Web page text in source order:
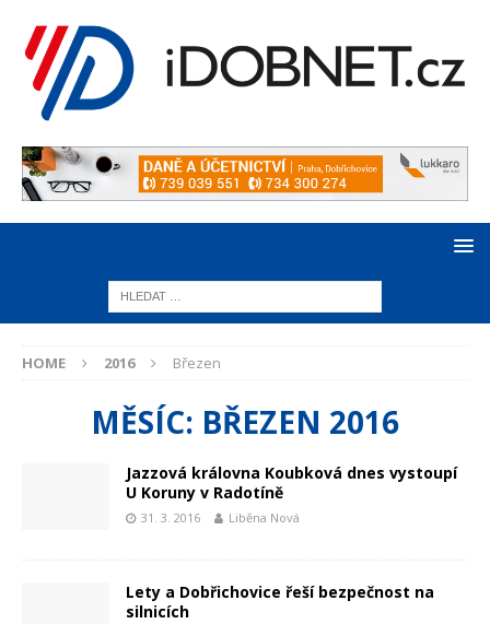
HOME 2016 Březen
MĚSÍC: BŘEZEN 2016
Jazzová královna Koubková dnes vystoupí
U Koruny v Radotíně
31. 3. 2016 Liběna Nová
Lety a Dobřichovice řeší bezpečnost na
silnicích